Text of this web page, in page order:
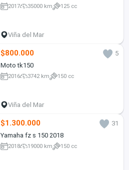
2017 35000 km 125 cc
Viña del Mar
$800.000
5
Moto tk150
2016 3742 km 150 cc
Viña del Mar
$1.300.000
31
Yamaha fz s 150 2018
2018 19000 km 150 cc